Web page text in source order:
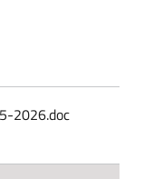
2026.doc